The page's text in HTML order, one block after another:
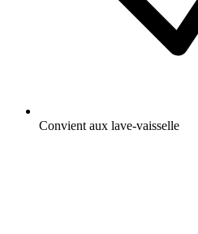
Convient aux lave-vaisselle